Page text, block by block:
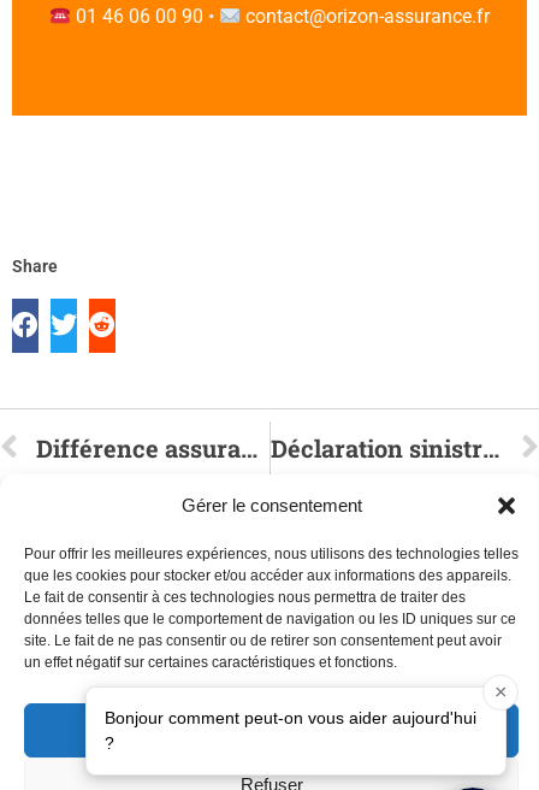
Gérer le consentement
Pour offrir les meilleures expériences, nous utilisons des technologies telles
que les cookies pour stocker et/ou accéder aux informations des appareils.
Le fait de consentir à ces technologies nous permettra de traiter des
données telles que le comportement de navigation ou les ID uniques sur ce
site. Le fait de ne pas consentir ou de retirer son consentement peut avoir
un effet négatif sur certaines caractéristiques et fonctions.
Accepter
Refuser
01 46 06 00 90 •
contact@orizon-assurance.fr
Share
Différence assurance taxi vs assurance VTC Déclaration sinistre taxi : procédure pas à pas
Nous écrire à contact@orizon-assurance.fr
Appelez-nous au 01 46 06 00 90
Notre agence 41 rue Pierre Brossolette 92600 Asnières sur seine
Un Site édité par ORIZON ASSURANCE SARL Unipersonnelle -
Mentions légales